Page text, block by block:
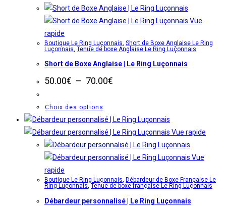
plusieurs
variations.
options
choisies
page
du
produit
Vue
rapide
Boutique Le Ring Luçonnais, Short de Boxe Anglaise Le Ring
Luçonnais, Tenue de boxe Anglaise Le Ring Luçonnais
Short de Boxe Anglaise | Le Ring Luçonnais
50.00€ – 70.00€
à
70.00€
Choix des options
produit
a
plusieurs
variations.
options
Vue rapide
Vue
rapide
Boutique Le Ring Luçonnais, Débardeur de Boxe Française Le
Ring Luçonnais, Tenue de boxe française Le Ring Luçonnais
Débardeur personnalisé | Le Ring Luçonnais